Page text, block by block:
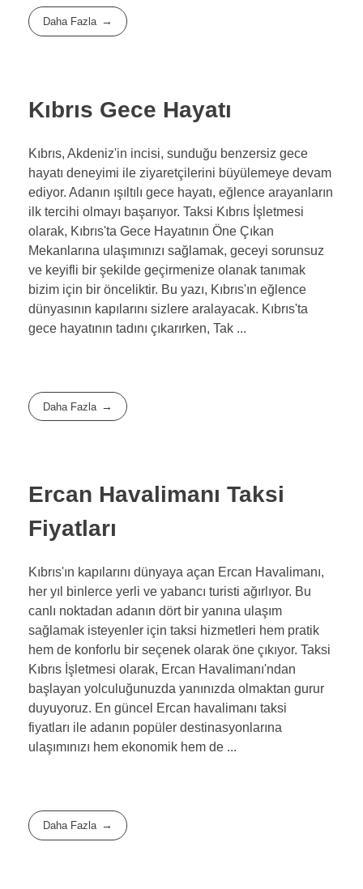
Daha Fazla
Kıbrıs Gece Hayatı
Kıbrıs, Akdeniz'in incisi, sunduğu benzersiz gece
hayatı deneyimi ile ziyaretçilerini büyülemeye devam
ediyor. Adanın ışıltılı gece hayatı, eğlence arayanların
ilk tercihi olmayı başarıyor. Taksi Kıbrıs İşletmesi
olarak, Kıbrıs'ta Gece Hayatının Öne Çıkan
Mekanlarına ulaşımınızı sağlamak, geceyi sorunsuz
ve keyifli bir şekilde geçirmenize olanak tanımak
bizim için bir önceliktir. Bu yazı, Kıbrıs'ın eğlence
dünyasının kapılarını sizlere aralayacak. Kıbrıs'ta
gece hayatının tadını çıkarırken, Tak ...
Daha Fazla
Ercan Havalimanı Taksi
Fiyatları
Kıbrıs'ın kapılarını dünyaya açan Ercan Havalimanı,
her yıl binlerce yerli ve yabancı turisti ağırlıyor. Bu
canlı noktadan adanın dört bir yanına ulaşım
sağlamak isteyenler için taksi hizmetleri hem pratik
hem de konforlu bir seçenek olarak öne çıkıyor. Taksi
Kıbrıs İşletmesi olarak, Ercan Havalimanı'ndan
başlayan yolculuğunuzda yanınızda olmaktan gurur
duyuyoruz. En güncel Ercan havalimanı taksi
fiyatları ile adanın popüler destinasyonlarına
ulaşımınızı hem ekonomik hem de ...
Daha Fazla